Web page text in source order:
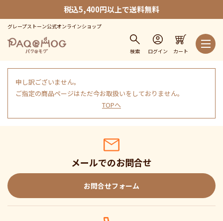
税込5,400円以上で送料無料
グレープストーン公式オンラインショップ
検索 ログイン カート
申し訳ございません。
ご指定の商品ページはただ今お取扱いをしておりません。
TOPへ
メールでのお問合せ
お問合せフォーム